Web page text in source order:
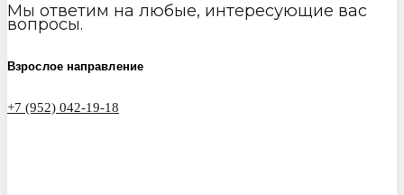
Мы ответим на любые, интересующие вас
вопросы.
Взрослое направление
+7 (952) 042-19-18